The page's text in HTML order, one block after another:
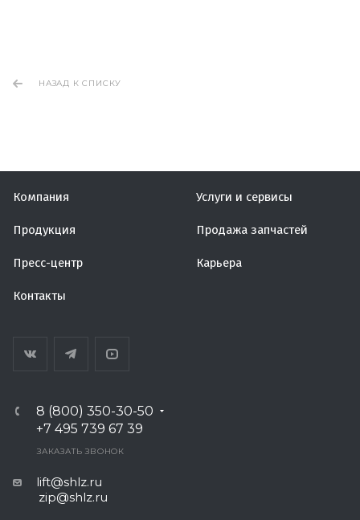
НАЗАД К СПИСКУ
Компания Услуги и сервисы
Продукция Продажа запчастей
Пресс-центр Карьера
Контакты
8 (800) 350-30-50
+7 495 739 67 39
ЗАКАЗАТЬ ЗВОНОК
lift@shlz.ru
zip@shlz.ru